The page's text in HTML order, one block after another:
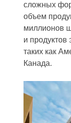
сложных
объем
миллионов
и продуктов
таких как
Канада.